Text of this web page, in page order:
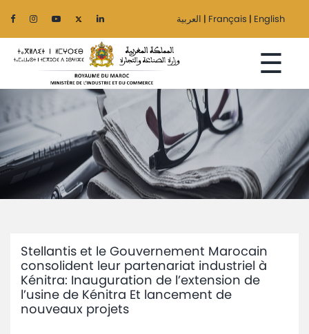
العربية | Français | English
☰
Accueil
Le
Ministère
Régionalisation
Services
Stellantis et le Gouvernement Marocain
consolident leur partenariat industriel à
Kénitra: Inauguration de l’extension de
l’usine de Kénitra Et lancement de
nouveaux projets